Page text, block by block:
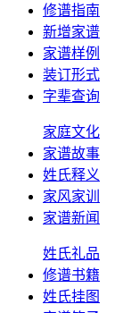
修谱指南
新增家谱
家谱样例
装订形式
字辈查询
家庭文化
家谱故事
姓氏释义
家风家训
家谱新闻
姓氏礼品
修谱书籍
姓氏挂图